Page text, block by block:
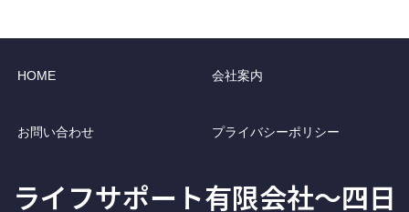
HOME 会社案内
お問い合わせ プライバシーポリシー
ライフサポート有限会社〜四日